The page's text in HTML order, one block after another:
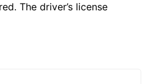
The driver’s license